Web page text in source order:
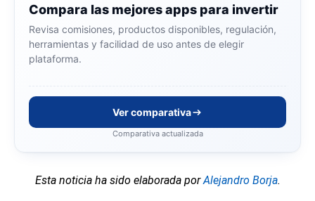
Compara las mejores apps para invertir
Revisa comisiones, productos disponibles, regulación,
herramientas y facilidad de uso antes de elegir
plataforma.
Ver comparativa
Comparativa actualizada
Esta noticia ha sido elaborada porAlejandro Borja.